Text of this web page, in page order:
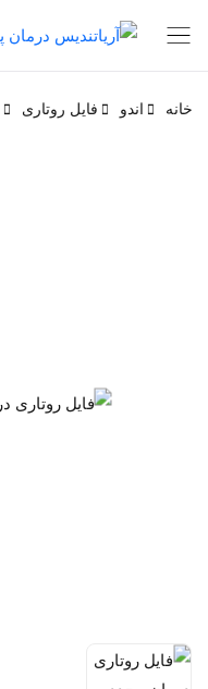
خانه اندو فایل روتاری